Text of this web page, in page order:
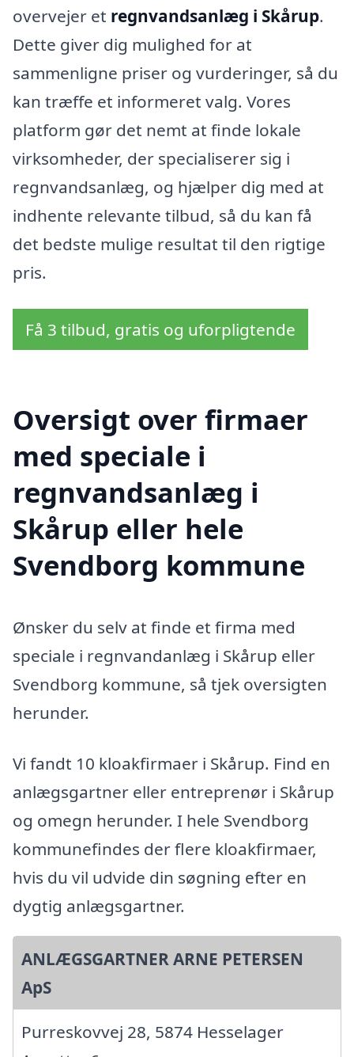
overvejer et regnvandsanlæg i Skårup.
Dette giver dig mulighed for at
sammenligne priser og vurderinger, så du
kan træffe et informeret valg. Vores
platform gør det nemt at finde lokale
virksomheder, der specialiserer sig i
regnvandsanlæg, og hjælper dig med at
indhente relevante tilbud, så du kan få
det bedste mulige resultat til den rigtige
pris.
Få 3 tilbud, gratis og uforpligtende
Oversigt over firmaer
med speciale i
regnvandsanlæg i
Skårup eller hele
Svendborg kommune
Ønsker du selv at finde et firma med
speciale i regnvandanlæg i Skårup eller
Svendborg kommune, så tjek oversigten
herunder.
Vi fandt 10 kloakfirmaer i Skårup. Find en
anlægsgartner eller entreprenør i Skårup
og omegn herunder. I hele Svendborg
kommunefindes der flere kloakfirmaer,
hvis du vil udvide din søgning efter en
dygtig anlægsgartner.
ANLÆGSGARTNER ARNE PETERSEN
ApS
Purreskovvej 28, 5874 Hesselager